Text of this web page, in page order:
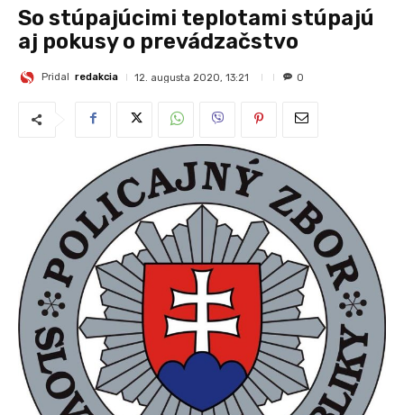
So stúpajúcimi teplotami stúpajú
aj pokusy o prevádzačstvo
Pridal redakcia 12. augusta 2020, 13:21 0